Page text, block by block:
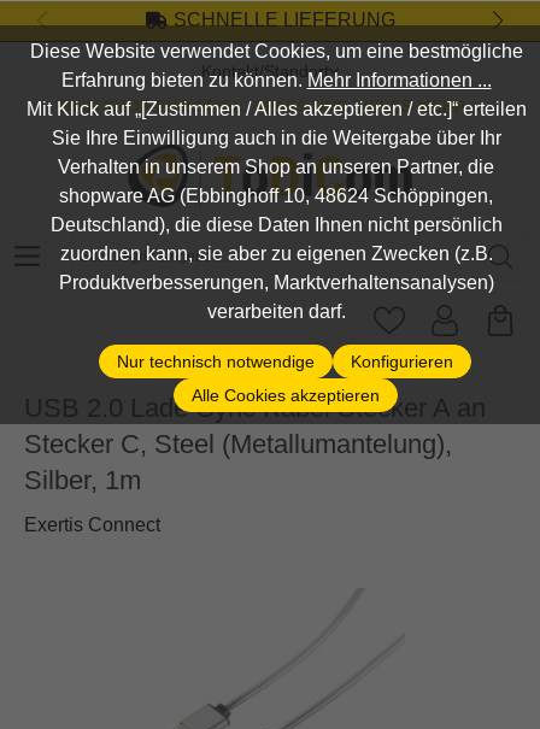
Zum Hauptinhalt springenSCHNELLE LIEFERUNG
Kontakt/Standort
DEIN SHOP FÜR SPIEL, SPASS UND VIELES MEHR...
Suchbegriff eingeben ...
USB 2.0 Lade-Sync Kabel Stecker A an
Stecker C, Steel (Metallumantelung),
Silber, 1m
Exertis Connect
Diese Website verwendet Cookies, um eine bestmögliche
Erfahrung bieten zu können.Mehr Informationen ...
Mit Klick auf „[Zustimmen / Alles akzeptieren / etc.]“ erteilen
Sie Ihre Einwilligung auch in die Weitergabe über Ihr
Verhalten in unserem Shop an unseren Partner, die
shopware AG (Ebbinghoff 10, 48624 Schöppingen,
Deutschland), die diese Daten Ihnen nicht persönlich
zuordnen kann, sie aber zu eigenen Zwecken (z.B.
Produktverbesserungen, Marktverhaltensanalysen)
verarbeiten darf.
Nur technisch notwendige
Konfigurieren
Alle Cookies akzeptieren